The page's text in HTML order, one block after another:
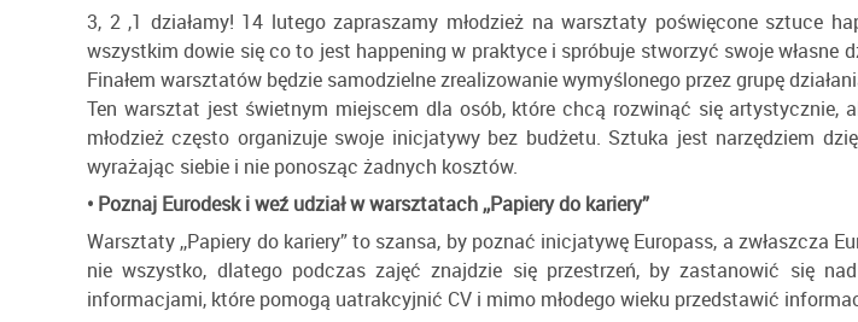
3, 2 ,1 działamy! 14 lutego zapraszamy młodzież na warsztaty poświęcone sztuce
wszystkim dowie się co to jest happening w praktyce i spróbuje stworzyć swoje
Finałem warsztatów będzie samodzielne zrealizowanie wymyślonego przez grupę
Ten warsztat jest świetnym miejscem dla osób, które chcą rozwinąć się
młodzież często organizuje swoje inicjatywy bez budżetu. Sztuka jest narzędziem
wyrażając siebie i nie ponosząc żadnych kosztów.
• Poznaj Eurodesk i weź udział w warsztatach ,,Papiery do kariery”
Warsztaty ,,Papiery do kariery” to szansa, by poznać inicjatywę Europass, a zwłaszcza
nie wszystko, dlatego podczas zajęć znajdzie się przestrzeń, by zastanowić się
informacjami, które pomogą uatrakcyjnić CV i mimo młodego wieku przedstawić